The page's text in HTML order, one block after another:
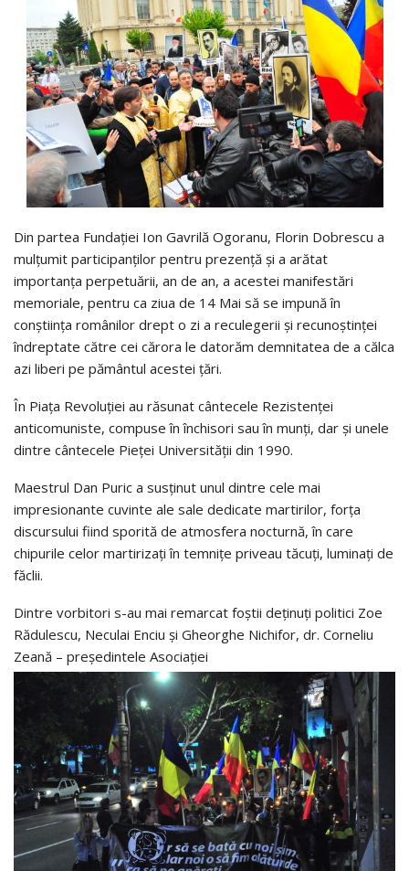
Din partea Fundației Ion Gavrilă Ogoranu, Florin Dobrescu a
mulțumit participanților pentru prezență și a arătat
importanța perpetuării, an de an, a acestei manifestări
memoriale, pentru ca ziua de 14 Mai să se impună în
conștiința românilor drept o zi a reculegerii și recunoștinței
îndreptate către cei cărora le datorăm demnitatea de a călca
azi liberi pe pământul acestei țări.
În Piața Revoluției au răsunat cântecele Rezistenței
anticomuniste, compuse în închisori sau în munți, dar și unele
dintre cântecele Pieței Universității din 1990.
Maestrul Dan Puric a susținut unul dintre cele mai
impresionante cuvinte ale sale dedicate martirilor, forța
discursului fiind sporită de atmosfera nocturnă, în care
chipurile celor martirizați în temnițe priveau tăcuți, luminați de
făclii.
Dintre vorbitori s-au mai remarcat foștii deținuți politici Zoe
Rădulescu, Neculai Enciu și Gheorghe Nichifor, dr. Corneliu
Zeană – președintele Asociației